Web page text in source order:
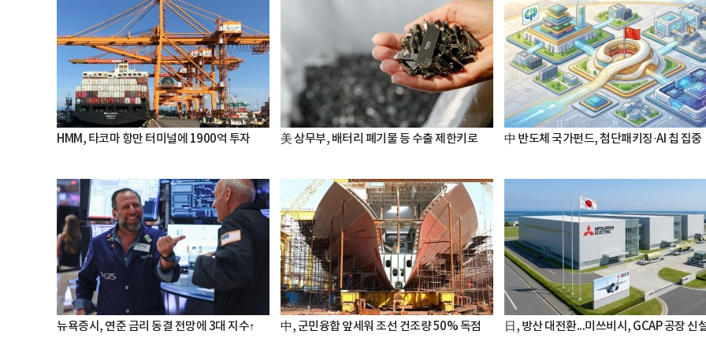
HMM, 타코마 항만 터미널에 1900억 투자 美 상무부, 배터리 폐기물 등 수출 제한키로 中 반도체 국가펀드, 첨단패키징·AI 칩 집중
뉴욕증시, 연준 금리 동결 전망에 3대 지수↑ 中, 군민융합 앞세워 조선 건조량 50% 독점 日, 방산 대전환...미쓰비시, GCAP 공장 신